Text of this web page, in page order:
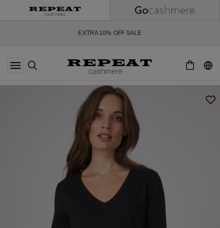
*DIESES ANGEBOT GILT BIS ZUM 12 AUGUST 2026
*GILT NICHT FÜR LIMITED EDITION
*AUSNAHMEN SIND MÖGLICH
WEICHE NEUE STYLES & FRISCHE FARBEN FÜR DIE KOMMENDE
SAISON
EXTRA 10% OFF SALE